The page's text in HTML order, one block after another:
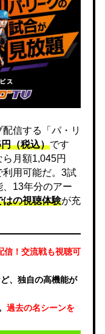
信する「パ・リ
（税込）です
月額1,045円
利用可能だ。3試
13年分のアー
はの視聴体験が充
信！交流戦も視聴可
、独自の高機能が
過去の名シーンを